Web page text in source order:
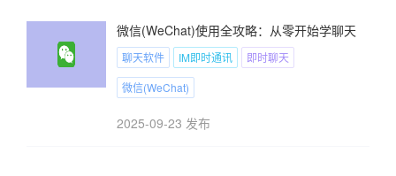
微信(WeChat)使用全攻略：从零开始学聊天
聊天软件 IM即时通讯
即时聊天
微信(WeChat)
2025-09-23 发布